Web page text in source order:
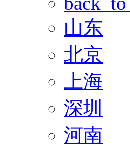
山东
北京
上海
深圳
河南